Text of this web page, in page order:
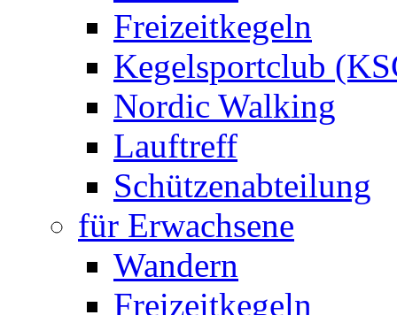
Freizeitkegeln
Kegelsportclub
Nordic Walking
Lauftreff
Schützenabteilung
für Erwachsene
Wandern
Freizeitkegeln